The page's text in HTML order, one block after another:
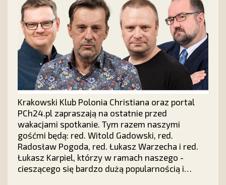
Krakowski Klub Polonia Christiana oraz portal
PCh24.pl zapraszają na ostatnie przed
wakacjami spotkanie. Tym razem naszymi
gośćmi będą: red. Witold Gadowski, red.
Radosław Pogoda, red. Łukasz Warzecha i red.
Łukasz Karpiel, którzy w ramach naszego -
cieszącego się bardzo dużą popularnością i